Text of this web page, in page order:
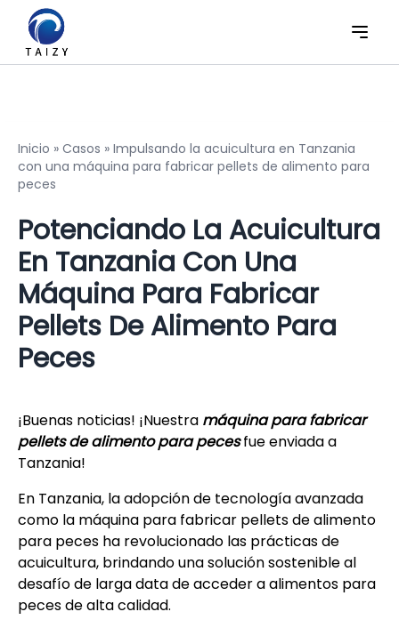
Inicio » Casos » Impulsando la acuicultura en Tanzania
con una máquina para fabricar pellets de alimento para
peces
Potenciando La Acuicultura
En Tanzania Con Una
Máquina Para Fabricar
Pellets De Alimento Para
Peces
¡Buenas noticias! ¡Nuestra máquina para fabricar
pellets de alimento para pecesfue enviada a
Tanzania!
En Tanzania, la adopción de tecnología avanzada
como la máquina para fabricar pellets de alimento
para peces ha revolucionado las prácticas de
acuicultura, brindando una solución sostenible al
desafío de larga data de acceder a alimentos para
peces de alta calidad.